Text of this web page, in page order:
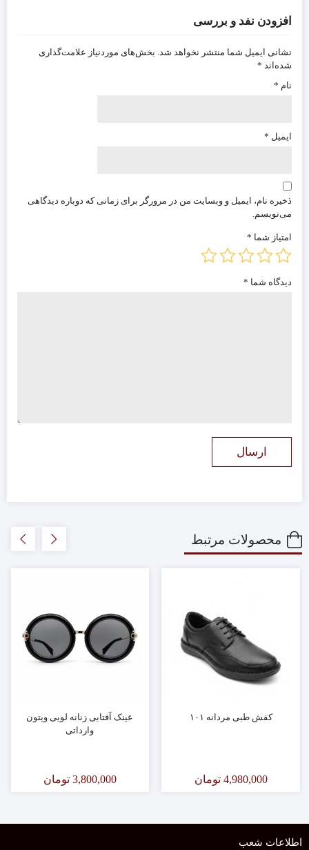
افزودن نفد و بررسی
نشانی ایمیل شما منتشر نخواهد شد. بخش‌های موردنیاز علامت‌گذاری
شده‌اند *
نام *
ایمیل *
ذخیره نام، ایمیل و وبسایت من در مرورگر برای زمانی که دوباره دیدگاهی
می‌نویسم.
امتیاز شما *
دیدگاه شما *
محصولات مرتبط
کفش طبی مردانه ۱۰۱
4,980,000 تومان
عینک آفتابی زنانه لویی ویتون
وارداتی
3,800,000 تومان
اطلاعات شعب